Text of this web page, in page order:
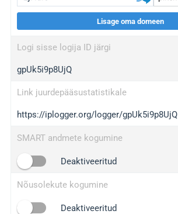
wl.gl
ed.tc
bc.ax
iplogger.com
maper.info
2no.co
yip.su
iplogger.info
Lisage oma domeen
Logi sisse logija ID järgi
gpUk5i9p8UjQ
Link juurdepääsustatistikale
https://iplogger.org/logger/gpUk5i9p8UjQ
SMART andmete kogumine
Deaktiveeritud
Nõusolekute kogumine
Deaktiveeritud